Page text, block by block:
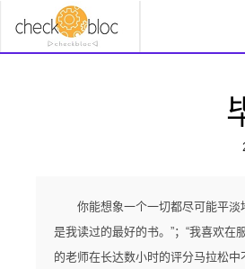
你能想象一个一切都尽可能平淡
是我读过的最好的书。”；“我喜欢
的老师在长达数小时的评分马拉松